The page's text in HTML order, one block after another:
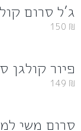
ג’ל סרום
150 ₪
פיור קולגן
149 ₪
סרום משי